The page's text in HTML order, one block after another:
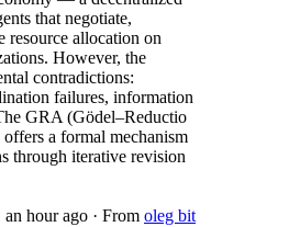
that negotiate,
resource allocation on
However, the
contradictions:
failures, information
GRA (Gödel–Reductio
a formal mechanism
through iterative revision
an hour ago · From oleg bit